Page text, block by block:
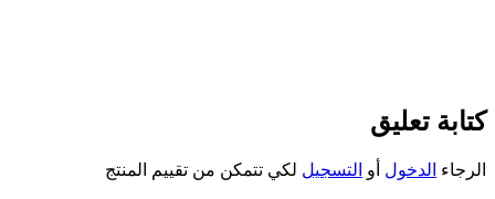
كتابة تعليق
الرجاء الدخول أو التسجيل لكي تتمكن من تقييم المنتج